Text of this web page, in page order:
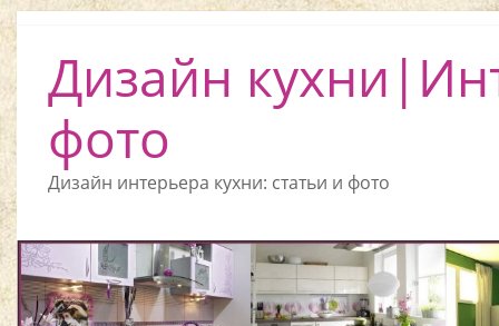
Дизайн
фото
Дизайн интерьера кухни: статьи и фото